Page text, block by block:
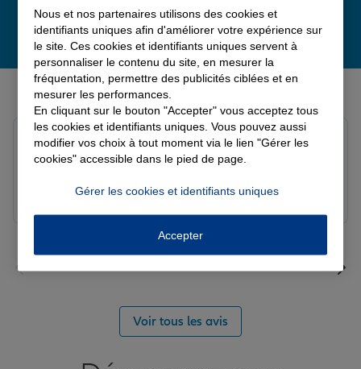
Derniers avis de nos agences Allianz
Le 07/08/2026 - Agence NANTERRE
Merci à Madi pour son écoute et ces conseils précieux.
Yayaya M.
Voir tous les avis
Nous et nos partenaires utilisons des cookies et
identifiants uniques afin d'améliorer votre expérience sur
le site. Ces cookies et identifiants uniques servent à
personnaliser le contenu du site, en mesurer la
fréquentation, permettre des publicités ciblées et en
mesurer les performances.
En cliquant sur le bouton "Accepter" vous acceptez tous
les cookies et identifiants uniques. Vous pouvez aussi
modifier vos choix à tout moment via le lien "Gérer les
cookies" accessible dans le pied de page.
Gérer les cookies et identifiants uniques
Accepter